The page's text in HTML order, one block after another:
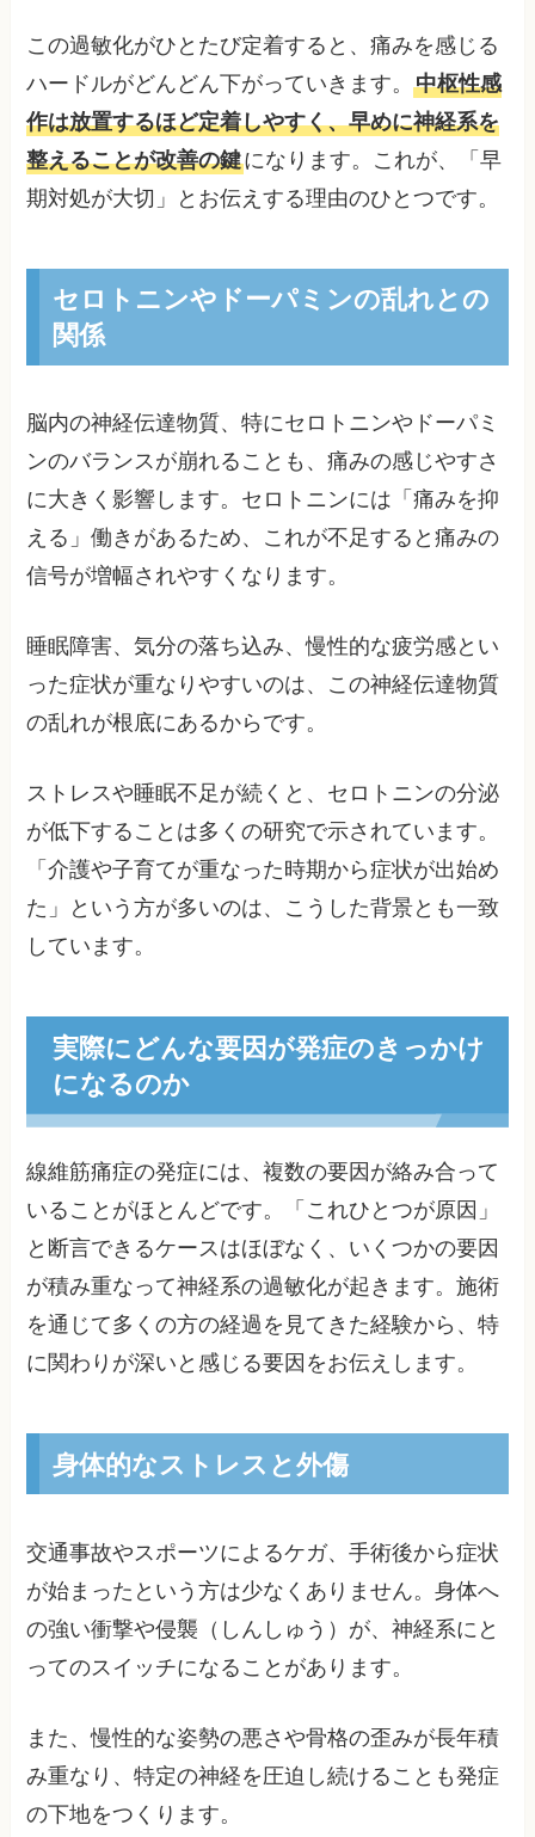
この過敏化がひとたび定着すると、痛みを感じる
ハードルがどんどん下がっていきます。中枢性感
作は放置するほど定着しやすく、早めに神経系を
整えることが改善の鍵になります。これが、「早
期対処が大切」とお伝えする理由のひとつです。
セロトニンやドーパミンの乱れとの
関係
脳内の神経伝達物質、特にセロトニンやドーパミ
ンのバランスが崩れることも、痛みの感じやすさ
に大きく影響します。セロトニンには「痛みを抑
える」働きがあるため、これが不足すると痛みの
信号が増幅されやすくなります。
睡眠障害、気分の落ち込み、慢性的な疲労感とい
った症状が重なりやすいのは、この神経伝達物質
の乱れが根底にあるからです。
ストレスや睡眠不足が続くと、セロトニンの分泌
が低下することは多くの研究で示されています。
「介護や子育てが重なった時期から症状が出始め
た」という方が多いのは、こうした背景とも一致
しています。
実際にどんな要因が発症のきっかけ
になるのか
線維筋痛症の発症には、複数の要因が絡み合って
いることがほとんどです。「これひとつが原因」
と断言できるケースはほぼなく、いくつかの要因
が積み重なって神経系の過敏化が起きます。施術
を通じて多くの方の経過を見てきた経験から、特
に関わりが深いと感じる要因をお伝えします。
身体的なストレスと外傷
交通事故やスポーツによるケガ、手術後から症状
が始まったという方は少なくありません。身体へ
の強い衝撃や侵襲（しんしゅう）が、神経系にと
ってのスイッチになることがあります。
また、慢性的な姿勢の悪さや骨格の歪みが長年積
み重なり、特定の神経を圧迫し続けることも発症
の下地をつくります。